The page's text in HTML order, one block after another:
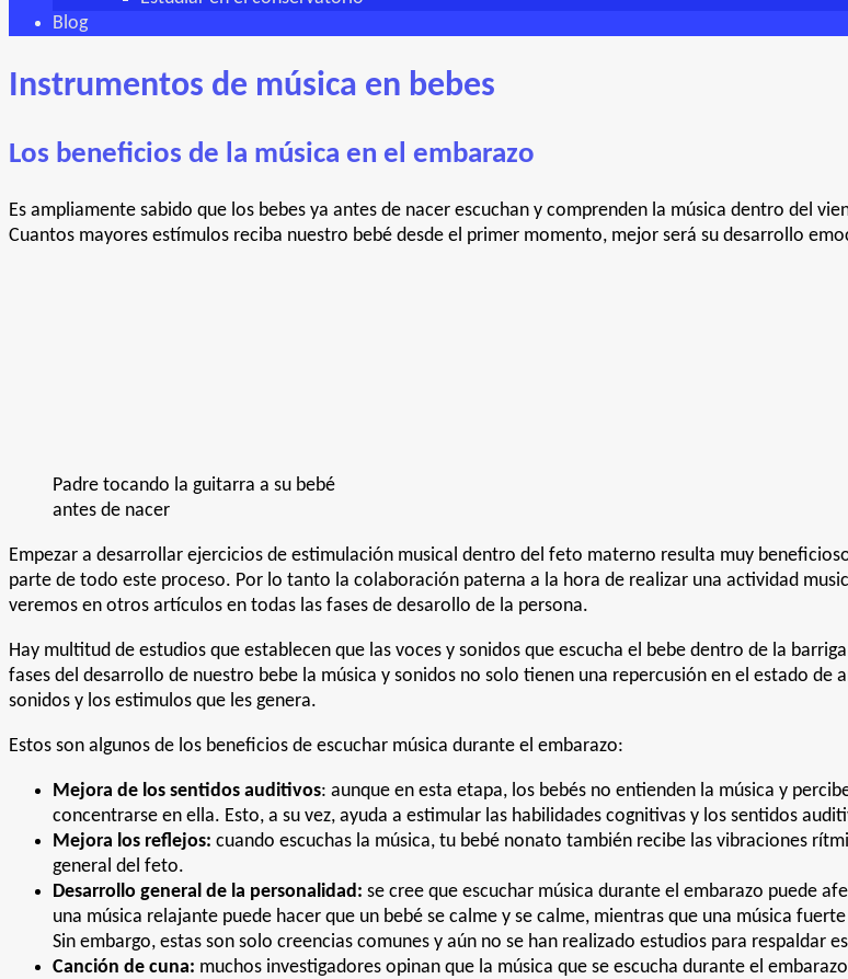
Blog
Instrumentos de música en bebes
Los beneficios de la música en el embarazo
Es ampliamente sabido que los bebes ya antes de nacer escuchan y comprenden la música dentro del
Cuantos mayores estímulos reciba nuestro bebé desde el primer momento, mejor será su desarrollo
Padre tocando la guitarra a su bebé
antes de nacer
Empezar a desarrollar ejercicios de estimulación musical dentro del feto materno resulta muy
parte de todo este proceso. Por lo tanto la colaboración paterna a la hora de realizar una actividad
veremos en otros artículos en todas las fases de desarollo de la persona.
Hay multitud de estudios que establecen que las voces y sonidos que escucha el bebe dentro de la
fases del desarrollo de nuestro bebe la música y sonidos no solo tienen una repercusión en el estado
sonidos y los estimulos que les genera.
Estos son algunos de los beneficios de escuchar música durante el embarazo:
Mejora de los sentidos auditivos: aunque en esta etapa, los bebés no entienden la música y
concentrarse en ella. Esto, a su vez, ayuda a estimular las habilidades cognitivas y los sentidos
Mejora los reflejos: cuando escuchas la música, tu bebé nonato también recibe las vibraciones
general del feto.
Desarrollo general de la personalidad: se cree que escuchar música durante el embarazo puede
una música relajante puede hacer que un bebé se calme y se calme, mientras que una música
Sin embargo, estas son solo creencias comunes y aún no se han realizado estudios para respaldar
Canción de cuna: muchos investigadores opinan que la música que se escucha durante el